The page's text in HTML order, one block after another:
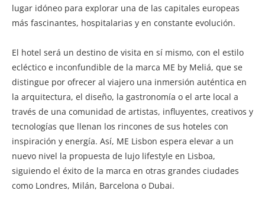
lugar idóneo para explorar una de las capitales europeas
más fascinantes, hospitalarias y en constante evolución.
El hotel será un destino de visita en sí mismo, con el estilo
ecléctico e inconfundible de la marca ME by Meliá, que se
distingue por ofrecer al viajero una inmersión auténtica en
la arquitectura, el diseño, la gastronomía o el arte local a
través de una comunidad de artistas, influyentes, creativos y
tecnologías que llenan los rincones de sus hoteles con
inspiración y energía. Así, ME Lisbon espera elevar a un
nuevo nivel la propuesta de lujo lifestyle en Lisboa,
siguiendo el éxito de la marca en otras grandes ciudades
como Londres, Milán, Barcelona o Dubai.